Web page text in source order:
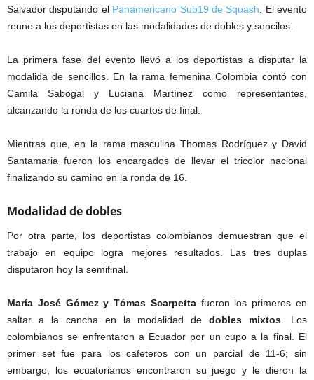
Salvador disputando el Panamericano Sub19 de Squash . El evento
reune a los deportistas en las modalidades de dobles y sencilos.
La primera fase del evento llevó a los deportistas a disputar la
modalida de sencillos. En la rama femenina Colombia contó con
Camila Sabogal y Luciana Martínez como representantes,
alcanzando la ronda de los cuartos de final.
Mientras que, en la rama masculina Thomas Rodríguez y David
Santamaria fueron los encargados de llevar el tricolor nacional
finalizando su camino en la ronda de 16.
Modalidad de dobles
Por otra parte, los deportistas colombianos demuestran que el
trabajo en equipo logra mejores resultados. Las tres duplas
disputaron hoy la semifinal.
María José Gómez y Tómas Scarpettafueron los primeros en
saltar a la cancha en la modalidad dedobles mixtos . Los
colombianos se enfrentaron a Ecuador por un cupo a la final. El
primer set fue para los cafeteros con un parcial de 11-6; sin
embargo, los ecuatorianos encontraron su juego y le dieron la